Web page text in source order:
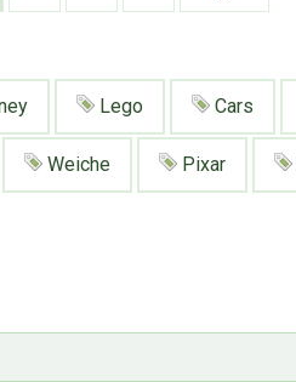
Lego Cars
Weiche Pixar